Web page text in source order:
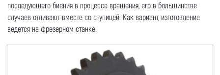
последующего биения в процессе вращения, его в большинстве
случаев отливают вместе со ступицей. Как вариант, изготовление
ведется на фрезерном станке.
Компания
Номер телефона для связи (обязательно)